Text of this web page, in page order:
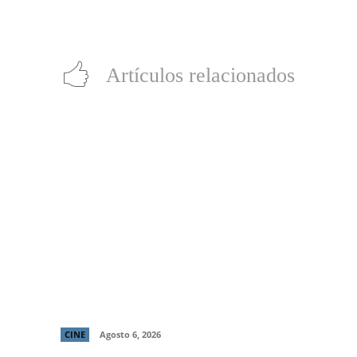
Artículos relacionados
CINE Agosto 6, 2026